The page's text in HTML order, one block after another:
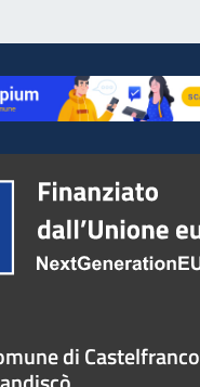
di Castelfranco